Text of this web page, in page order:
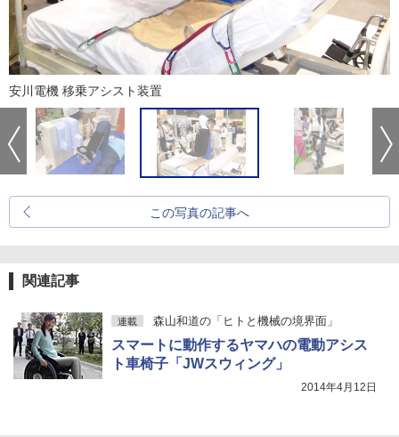
安川電機 移乗アシスト装置
この写真の記事へ
関連記事
連載 森山和道の「ヒトと機械の境界面」
スマートに動作するヤマハの電動アシス
ト車椅子「JWスウィング」
2014年4月12日